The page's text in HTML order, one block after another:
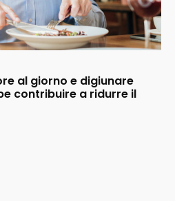
al giorno e digiunare
contribuire a ridurre il